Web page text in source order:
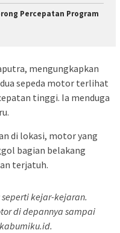
Percepatan Program
mengungkapkan
sepeda motor terlihat
tinggi. Ia menduga
di lokasi, motor yang
bagian belakang
terjatuh.
kejar-kejaran.
di depannya sampai